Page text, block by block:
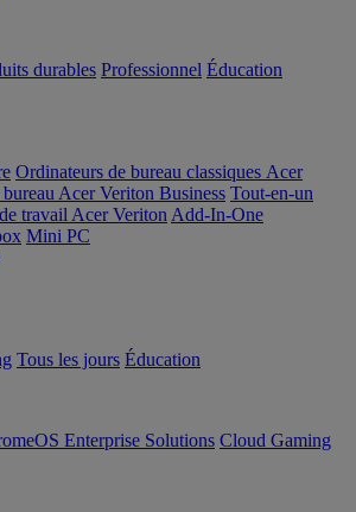
durables Professionnel Éducation
Ordinateurs de bureau classiques Acer
Acer Veriton Business Tout-en-un
travail Acer Veriton Add-In-One
Mini PC
Tous les jours Éducation
Enterprise Solutions Cloud Gaming